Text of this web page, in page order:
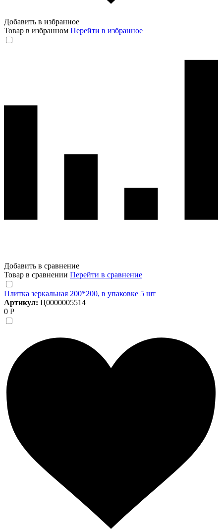
Добавить в избранное
Товар в избранном Перейти в избранное
Добавить в сравнение
Товар в сравнении Перейти в сравнение
Плитка зеркальная 200*200, в упаковке 5 шт
Артикул: Ц0000005514
0 Р